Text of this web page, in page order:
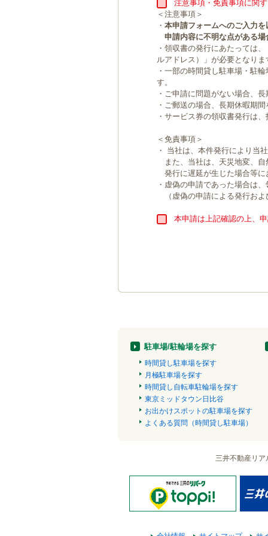
注意事項・免責事項に関
＜注意事項＞
・ 本申請フォームへのご入力
申請内容に不明な点がある
・領収書の発行にあたっては
ルアドレス）」が必要となりま
・一部の時間貸し駐車場・駐
す。
・ご申請に問題がない場合、
・ご郵送の場合、長期休暇期
・サービス券の領収書発行は
＜免責事項＞
・ 当社は、本件発行により当
また、当社は、天災地変、自
発行に遅延が生じた場合等に
・虚偽の申請であった場合は
（虚偽の申請による発行およ
本申請は上記確認の上、
駐車場/駐輪場を探す
時間貸し駐車場を探す
月極駐車場を探す
時間貸し自転車駐輪場を探す
東京ミッドタウン日比谷
お出かけスポットの駐車場を探す
よくある質問（時間貸し駐車場）
三井不動産リア